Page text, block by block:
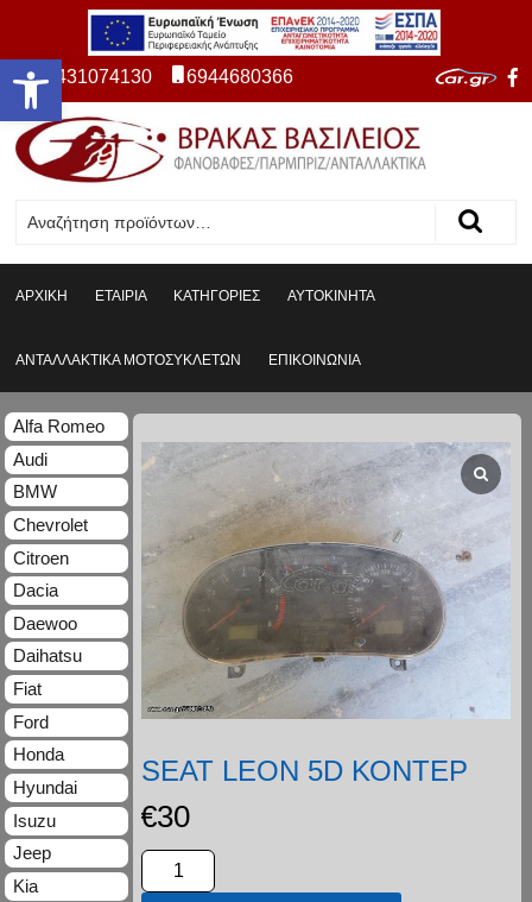
Ανοίξτε τη γραμμή εργαλείων 2431074130 6944680366
ΑΡΧΙΚΗ ΕΤΑΙΡΙΑ ΚΑΤΗΓΟΡΙΕΣ ΑΥΤΟΚΙΝΗΤΑ
ΑΝΤΑΛΛΑΚΤΙΚΑ ΜΟΤΟΣΥΚΛΕΤΩΝ ΕΠΙΚΟΙΝΩΝΙΑ
SEAT LEON 5D ΚΟΝΤΕΡ
€30
Alfa Romeo
Audi
BMW
Chevrolet
Citroen
Dacia
Daewoo
Daihatsu
Fiat
Ford
Honda
Hyundai
Isuzu
Jeep
Kia